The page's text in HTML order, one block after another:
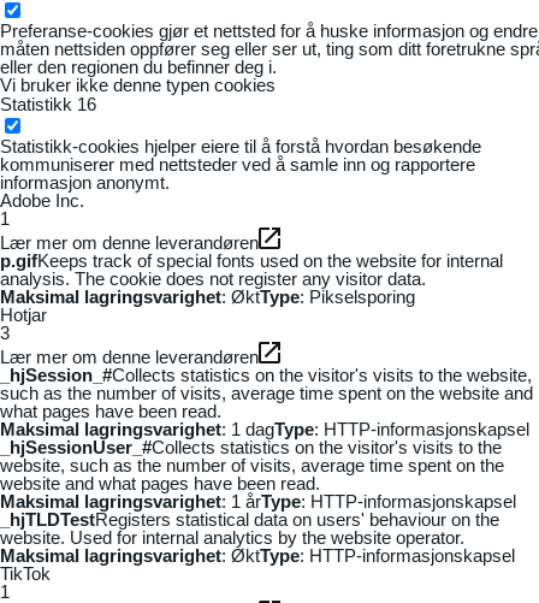
Preferanse-cookies gjør et nettsted for å huske informasjon og
måten nettsiden oppfører seg eller ser ut, ting som ditt foretrukne
eller den regionen du befinner deg i.
Vi bruker ikke denne typen cookies
Statistikk 16
Statistikk-cookies hjelper eiere til å forstå hvordan besøkende
kommuniserer med nettsteder ved å samle inn og rapportere
informasjon anonymt.
Adobe Inc.
1
Lær mer om denne leverandøren
p.gifKeeps track of special fonts used on the website for internal
analysis. The cookie does not register any visitor data.
Maksimal lagringsvarighet: ØktType: Pikselsporing
Hotjar
3
Lær mer om denne leverandøren
_hjSession_#Collects statistics on the visitor's visits to the website,
such as the number of visits, average time spent on the website and
what pages have been read.
Maksimal lagringsvarighet: 1 dagType: HTTP-informasjonskapsel
_hjSessionUser_#Collects statistics on the visitor's visits to the
website, such as the number of visits, average time spent on the
website and what pages have been read.
Maksimal lagringsvarighet: 1 årType: HTTP-informasjonskapsel
_hjTLDTestRegisters statistical data on users' behaviour on the
website. Used for internal analytics by the website operator.
Maksimal lagringsvarighet: ØktType: HTTP-informasjonskapsel
TikTok
1